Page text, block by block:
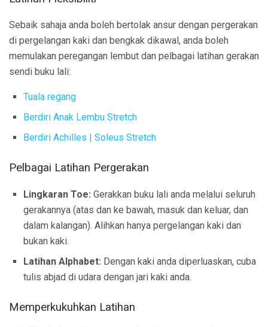
Sebaik sahaja anda boleh bertolak ansur dengan pergerakan
di pergelangan kaki dan bengkak dikawal, anda boleh
memulakan peregangan lembut dan pelbagai latihan gerakan
sendi buku lali:
Tuala regang
Berdiri Anak Lembu Stretch
Berdiri Achilles |
Soleus Stretch
Pelbagai Latihan Pergerakan
Lingkaran Toe: Gerakkan buku lali anda melalui seluruh
gerakannya (atas dan ke bawah, masuk dan keluar, dan
dalam kalangan). Alihkan hanya pergelangan kaki dan
bukan kaki.
Latihan Alphabet: Dengan kaki anda diperluaskan, cuba
tulis abjad di udara dengan jari kaki anda.
Memperkukuhkan Latihan